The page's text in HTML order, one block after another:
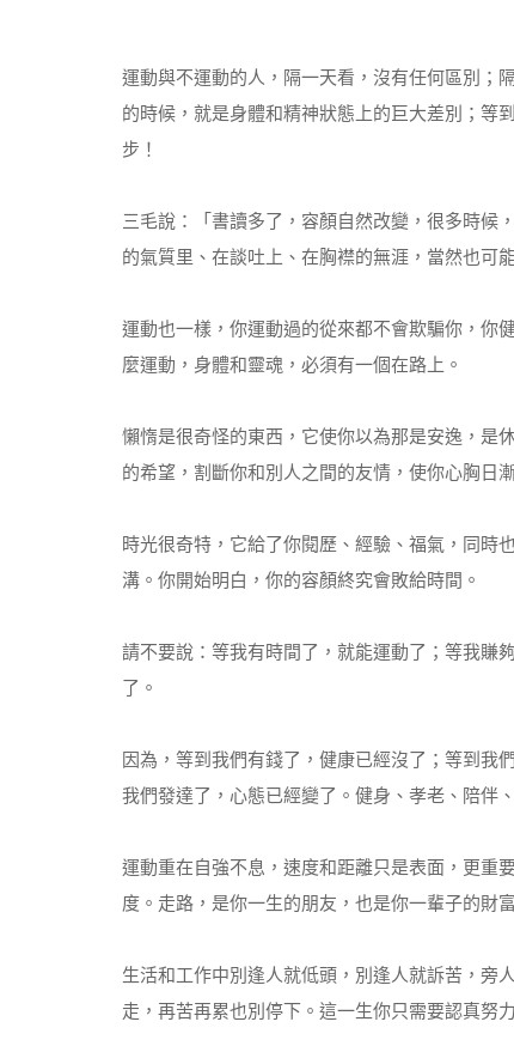
運動與不運動的人，隔一天看，沒有任何區別；
的時候，就是身體和精神狀態上的巨大差別；等
步！
三毛說：「書讀多了，容顏自然改變，很多時候
的氣質里、在談吐上、在胸襟的無涯，當然也可
運動也一樣，你運動過的從來都不會欺騙你，你
麼運動，身體和靈魂，必須有一個在路上。
懶惰是很奇怪的東西，它使你以為那是安逸，是
的希望，割斷你和別人之間的友情，使你心胸日
時光很奇特，它給了你閱歷、經驗、福氣，同時
溝。你開始明白，你的容顏終究會敗給時間。
請不要說：等我有時間了，就能運動了；等我賺
了。
因為，等到我們有錢了，健康已經沒了；等到我
我們發達了，心態已經變了。健身、孝老、陪伴
運動重在自強不息，速度和距離只是表面，更重
度。走路，是你一生的朋友，也是你一輩子的財富
生活和工作中別逢人就低頭，別逢人就訴苦，旁
走，再苦再累也別停下。這一生你只需要認真努